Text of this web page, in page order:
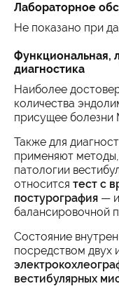
Лабораторное
Не показано при
Функциональная,
диагностика
Наиболее
количества
присущее болезни
Также для
применяют
патологии
относится тест с
постурография —
балансировочной
Состояние
посредством двух
вестибулярных